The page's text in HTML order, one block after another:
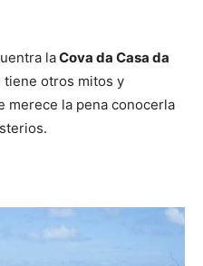
laCova da Casa da
tiene otros mitos y
merece la pena conocerla